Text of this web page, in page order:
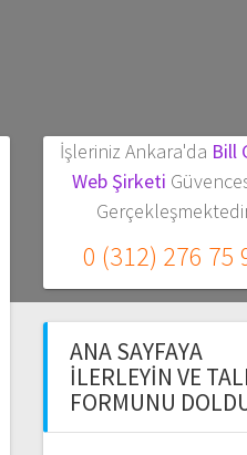
İşleriniz Ankara'da Bill
Web Şirketi
0 (312) 276 75
ANA SAYFAYA
İLERLEYIN VE
FORMUNU